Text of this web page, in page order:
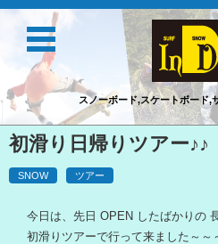
スノーボード,スケートボード,
コンテンツに移動
初滑り日帰りツアー♪♪
SNOW ツアー
今日は、先日 OPEN したばかりの
初滑りツアーで行って来ました～～